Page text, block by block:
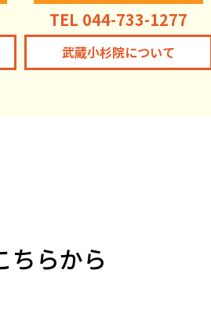
TEL 044-733-1277
武蔵小杉院について
ちらから